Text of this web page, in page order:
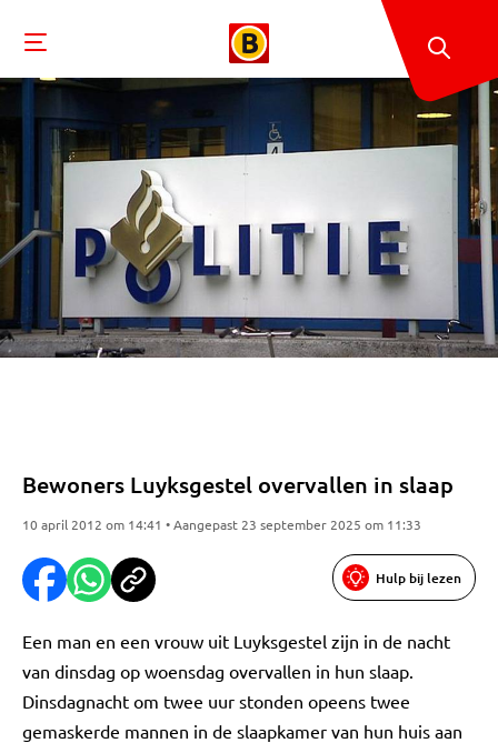
Bewoners Luyksgestel overvallen in slaap
10 april 2012 om 14:41 • Aangepast 23 september 2025 om 11:33
Hulp bij lezen
Een man en een vrouw uit Luyksgestel zijn in de nacht
van dinsdag op woensdag overvallen in hun slaap.
Dinsdagnacht om twee uur stonden opeens twee
gemaskerde mannen in de slaapkamer van hun huis aan